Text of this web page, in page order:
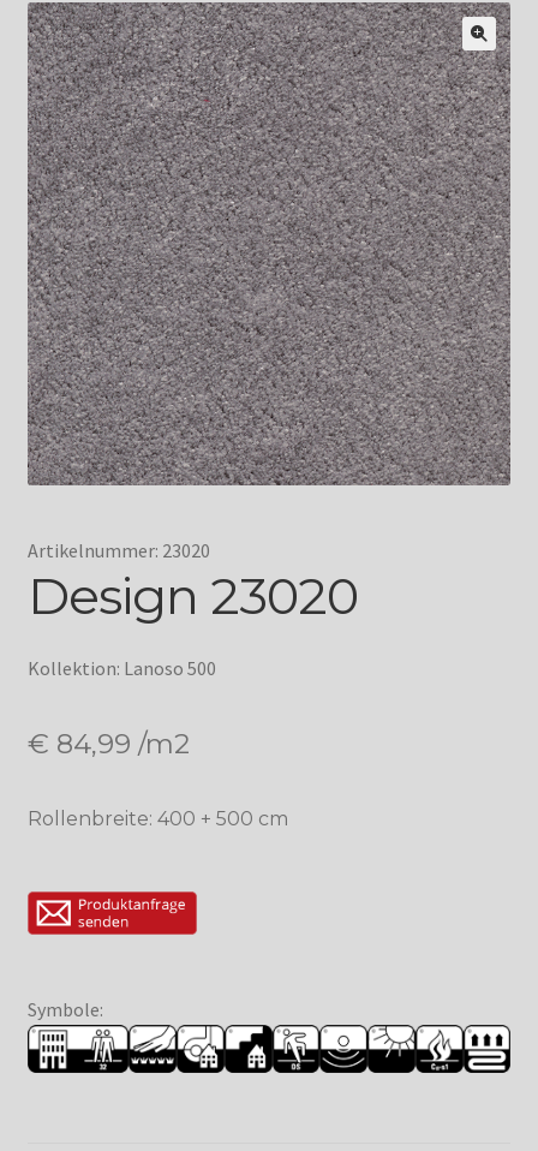
Artikelnummer: 23020
Design 23020
Kollektion: Lanoso 500
€ 84,99 /m2
Rollenbreite: 400 + 500 cm
Symbole: